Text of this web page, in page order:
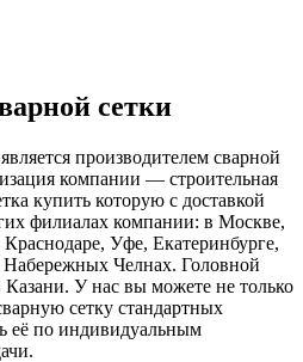
сетки
производителем сварной
компании — строительная
купить которую с доставкой
филиалах компании: в Москве,
Уфе, Екатеринбурге,
Челнах. Головной
У нас вы можете не только
сетку стандартных
её по индивидуальным